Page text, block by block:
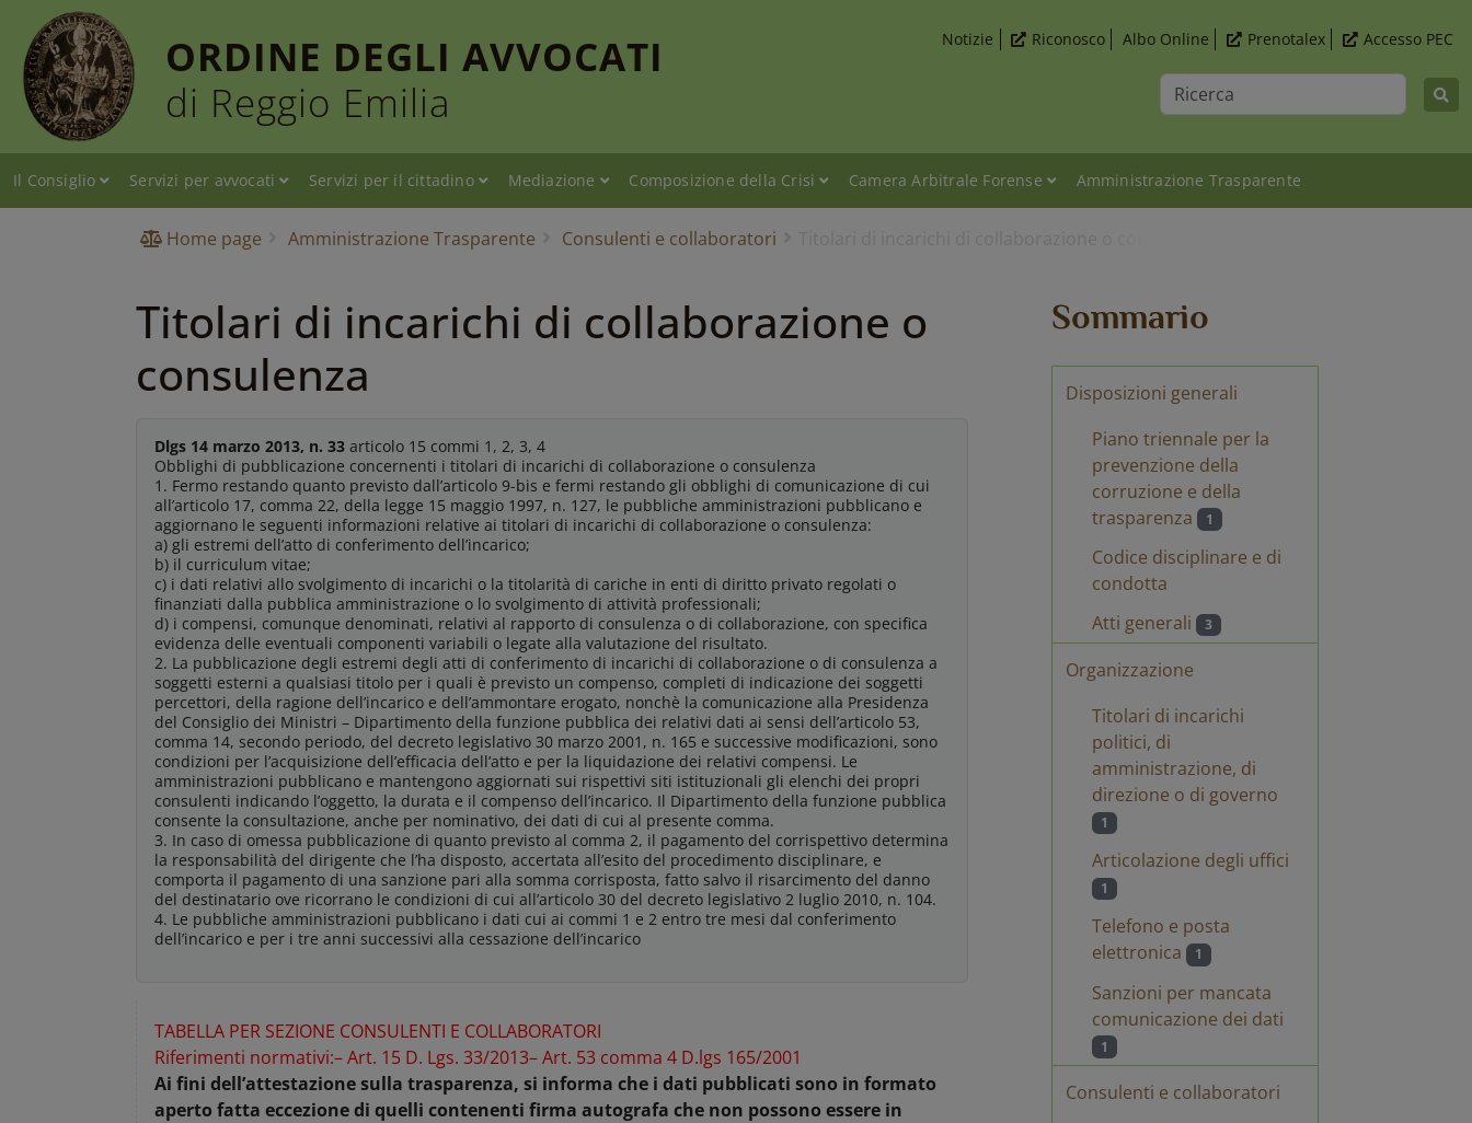
ORDINE DEGLI AVVOCATI
di Reggio Emilia
Ricerca
Notizie Riconosco Albo Online Prenotalex Accesso PEC
Il Consiglio Servizi per avvocati Servizi per il cittadino Mediazione Composizione della Crisi Camera Arbitrale Forense Amministrazione Trasparente
Home page Amministrazione Trasparente Consulenti e collaboratori
Titolari di incarichi di collaborazione o
consulenza
Dlgs 14 marzo 2013, n. 33 articolo 15 commi 1, 2, 3, 4
Obblighi di pubblicazione concernenti i titolari di incarichi di collaborazione o consulenza
1. Fermo restando quanto previsto dall’articolo 9-bis e fermi restando gli obblighi di comunicazione di cui
all’articolo 17, comma 22, della legge 15 maggio 1997, n. 127, le pubbliche amministrazioni pubblicano e
aggiornano le seguenti informazioni relative ai titolari di incarichi di collaborazione o consulenza:
a) gli estremi dell’atto di conferimento dell’incarico;
b) il curriculum vitae;
c) i dati relativi allo svolgimento di incarichi o la titolarità di cariche in enti di diritto privato regolati o
finanziati dalla pubblica amministrazione o lo svolgimento di attività professionali;
d) i compensi, comunque denominati, relativi al rapporto di consulenza o di collaborazione, con specifica
evidenza delle eventuali componenti variabili o legate alla valutazione del risultato.
2. La pubblicazione degli estremi degli atti di conferimento di incarichi di collaborazione o di consulenza a
soggetti esterni a qualsiasi titolo per i quali è previsto un compenso, completi di indicazione dei soggetti
percettori, della ragione dell’incarico e dell’ammontare erogato, nonchè la comunicazione alla Presidenza
del Consiglio dei Ministri – Dipartimento della funzione pubblica dei relativi dati ai sensi dell’articolo 53,
comma 14, secondo periodo, del decreto legislativo 30 marzo 2001, n. 165 e successive modificazioni, sono
condizioni per l’acquisizione dell’efficacia dell’atto e per la liquidazione dei relativi compensi. Le
amministrazioni pubblicano e mantengono aggiornati sui rispettivi siti istituzionali gli elenchi dei propri
consulenti indicando l’oggetto, la durata e il compenso dell’incarico. Il Dipartimento della funzione pubblica
consente la consultazione, anche per nominativo, dei dati di cui al presente comma.
3. In caso di omessa pubblicazione di quanto previsto al comma 2, il pagamento del corrispettivo determina
la responsabilità del dirigente che l’ha disposto, accertata all’esito del procedimento disciplinare, e
comporta il pagamento di una sanzione pari alla somma corrisposta, fatto salvo il risarcimento del danno
del destinatario ove ricorrano le condizioni di cui all’articolo 30 del decreto legislativo 2 luglio 2010, n. 104.
4. Le pubbliche amministrazioni pubblicano i dati cui ai commi 1 e 2 entro tre mesi dal conferimento
dell’incarico e per i tre anni successivi alla cessazione dell’incarico
TABELLA PER SEZIONE CONSULENTI E COLLABORATORI
Riferimenti normativi:– Art. 15 D. Lgs. 33/2013– Art. 53 comma 4 D.lgs 165/2001
Ai fini dell’attestazione sulla trasparenza, si informa che i dati pubblicati sono in formato
aperto fatta eccezione di quelli contenenti firma autografa che non possono essere in
Sommario
Disposizioni generali
Piano triennale per la
prevenzione della
corruzione e della
trasparenza
1
Codice disciplinare e di
condotta
Atti generali
3
Organizzazione
Titolari di incarichi
politici, di
amministrazione, di
direzione o di governo
1
Articolazione degli uffici
1
Telefono e posta
elettronica
1
Sanzioni per mancata
comunicazione dei dati
1
Consulenti e collaboratori